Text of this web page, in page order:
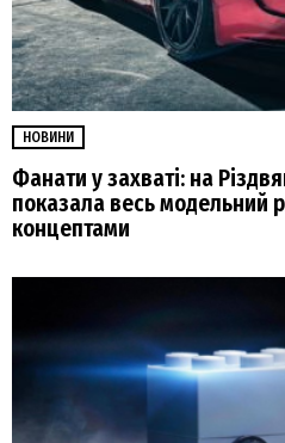
НОВИНИ
Фанати у захваті: на
показала весь модельний
концептами